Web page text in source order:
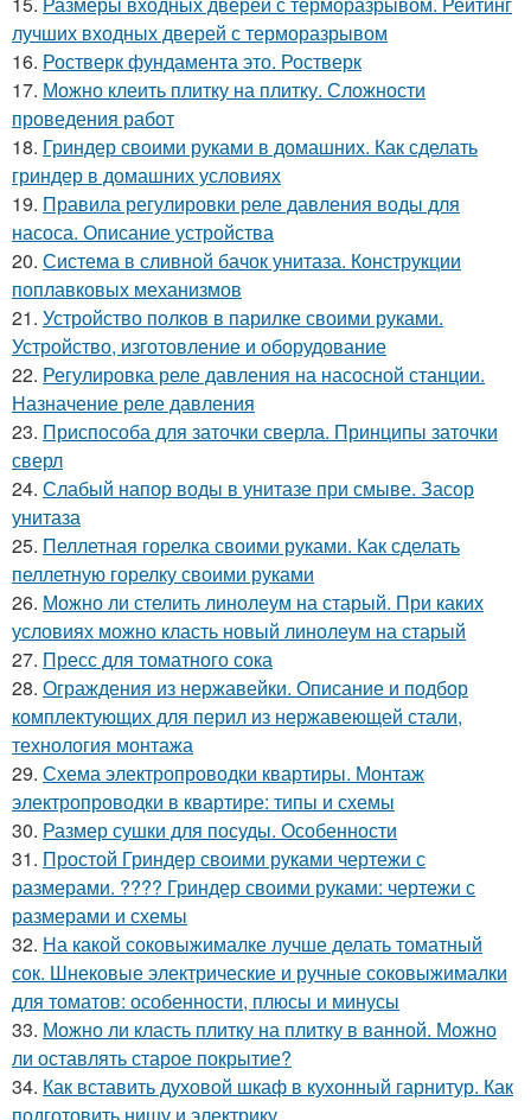
лучших входных дверей с терморазрывом
16. Ростверк фундамента это. Ростверк
17. Можно клеить плитку на плитку. Сложности
проведения работ
18. Гриндер своими руками в домашних. Как сделать
гриндер в домашних условиях
19. Правила регулировки реле давления воды для
насоса. Описание устройства
20. Система в сливной бачок унитаза. Конструкции
поплавковых механизмов
21. Устройство полков в парилке своими руками.
Устройство, изготовление и оборудование
22. Регулировка реле давления на насосной станции.
Назначение реле давления
23. Приспособа для заточки сверла. Принципы заточки
сверл
24. Слабый напор воды в унитазе при смыве. Засор
унитаза
25. Пеллетная горелка своими руками. Как сделать
пеллетную горелку своими руками
26. Можно ли стелить линолеум на старый. При каких
условиях можно класть новый линолеум на старый
27. Пресс для томатного сока
28. Ограждения из нержавейки. Описание и подбор
комплектующих для перил из нержавеющей стали,
технология монтажа
29. Схема электропроводки квартиры. Монтаж
электропроводки в квартире: типы и схемы
30. Размер сушки для посуды. Особенности
31. Простой Гриндер своими руками чертежи с
размерами. ???? Гриндер своими руками: чертежи с
размерами и схемы
32. На какой соковыжималке лучше делать томатный
сок. Шнековые электрические и ручные соковыжималки
для томатов: особенности, плюсы и минусы
33. Можно ли класть плитку на плитку в ванной. Можно
ли оставлять старое покрытие?
34. Как вставить духовой шкаф в кухонный гарнитур. Как